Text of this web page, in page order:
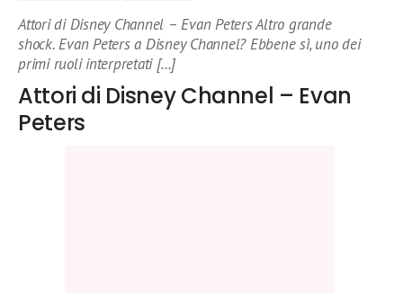
Attori di Disney Channel – Evan Peters Altro grande
shock. Evan Peters a Disney Channel? Ebbene sì, uno dei
primi ruoli interpretati […]
Attori di Disney Channel – Evan
Peters